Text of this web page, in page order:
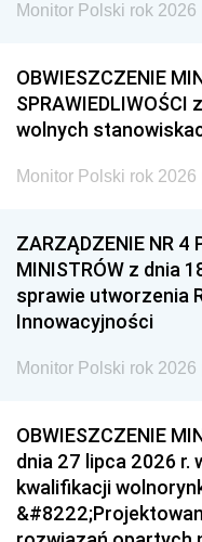
Monitor Polski rok 2026
OBWIESZCZENIE
wolnych
Monitor Polski rok 2026
ZARZĄDZENIE NR 4
MINISTRÓW z dnia
sprawie utworzenia
Innowacyjności
Monitor Polski rok 2026
OBWIESZCZENIE
dnia 27 lipca 2026 r.
kwalifikacji